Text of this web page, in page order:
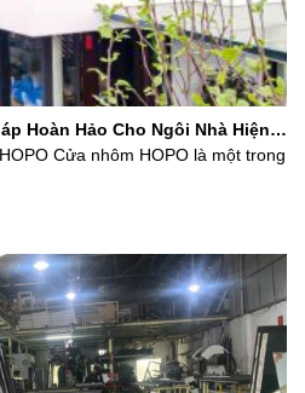
Hoàn Hảo Cho Ngôi Nhà Hiện
Cửa nhôm HOPO là một trong